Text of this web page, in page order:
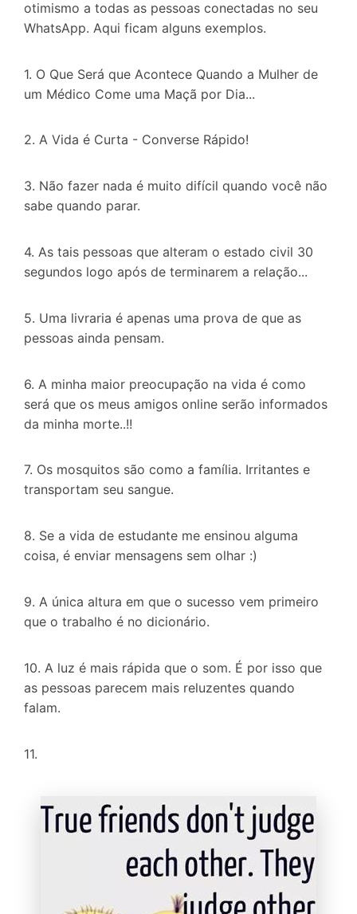
Abrir APP Teste Online
otimismo a todas as pessoas conectadas no seu
WhatsApp. Aqui ficam alguns exemplos.
1. O Que Será que Acontece Quando a Mulher de
um Médico Come uma Maçã por Dia...
2. A Vida é Curta - Converse Rápido!
3. Não fazer nada é muito difícil quando você não
sabe quando parar.
4. As tais pessoas que alteram o estado civil 30
segundos logo após de terminarem a relação...
5. Uma livraria é apenas uma prova de que as
pessoas ainda pensam.
6. A minha maior preocupação na vida é como
será que os meus amigos online serão informados
da minha morte..!!
7. Os mosquitos são como a família. Irritantes e
transportam seu sangue.
8. Se a vida de estudante me ensinou alguma
coisa, é enviar mensagens sem olhar :)
9. A única altura em que o sucesso vem primeiro
que o trabalho é no dicionário.
10. A luz é mais rápida que o som. É por isso que
as pessoas parecem mais reluzentes quando
falam.
11.